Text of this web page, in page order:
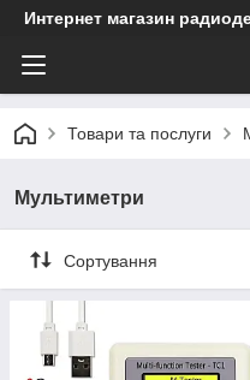
Интернет магазин
Товари та послуги
Мультиметри
Сортування